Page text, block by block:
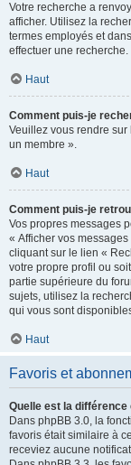
Votre recherche a
afficher. Utilisez la
termes employés et
effectuer une recherche.
Haut
Comment puis-je
Veuillez vous rendre
un membre ».
Haut
Comment puis-je
Vos propres messages
« Afficher vos
cliquant sur le lien «
votre propre profil ou
partie supérieure du
sujets, utilisez la
qui vous sont
Haut
Favoris et
Quelle est la
Dans phpBB 3.0, la
favoris était similaire à
receviez aucune